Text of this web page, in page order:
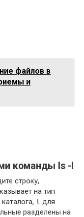
файлов в
и
команды ls -l
строку,
на тип
l для
разделены на